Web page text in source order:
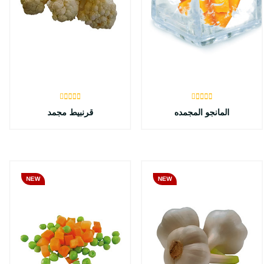
المانجو المجمده قرنبيط مجمد
NEW
NEW